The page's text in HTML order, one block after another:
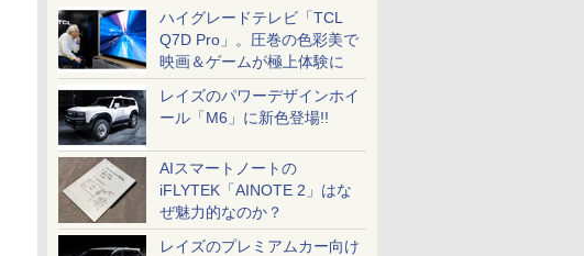
ハイグレードテレビ「TCL
Q7D Pro」。圧巻の色彩美で
映画＆ゲームが極上体験に
レイズのパワーデザインホイ
ール「M6」に新色登場!!
AIスマートノートの
iFLYTEK「AINOTE 2」はな
ぜ魅力的なのか？
レイズのプレミアムカー向け